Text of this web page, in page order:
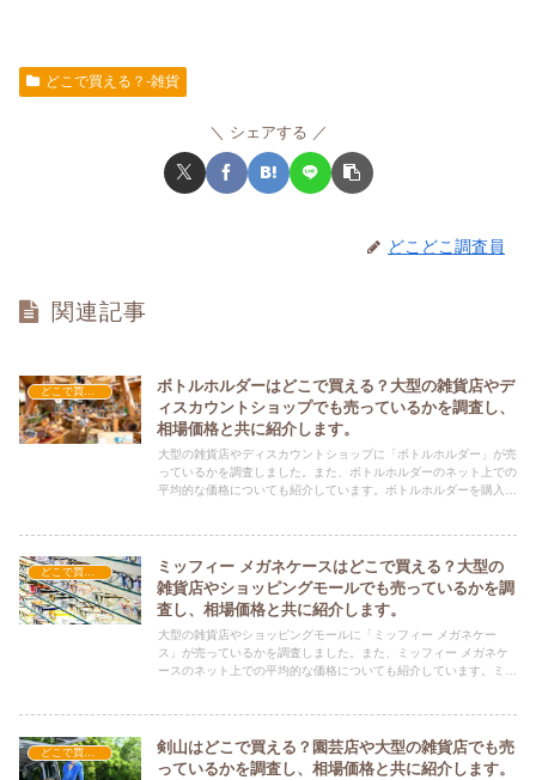
どこで買える？-雑貨
シェアする
どこどこ調査員
関連記事
どこで買える？-雑貨
ボトルホルダーはどこで買える？大型の雑貨店やデ
ィスカウントショップでも売っているかを調査し、
相場価格と共に紹介します。
大型の雑貨店やディスカウントショップに「ボトルホルダー」が売
っているかを調査しました。また、ボトルホルダーのネット上での
平均的な価格についても紹介しています。ボトルホルダーを購入す
どこで買える？-雑貨
ミッフィー メガネケースはどこで買える？大型の
雑貨店やショッピングモールでも売っているかを調
査し、相場価格と共に紹介します。
大型の雑貨店やショッピングモールに「ミッフィー メガネケー
ス」が売っているかを調査しました。また、ミッフィー メガネケ
ースのネット上での平均的な価格についても紹介しています。ミッ
どこで買える？-雑貨
剣山はどこで買える？園芸店や大型の雑貨店でも売
っているかを調査し、相場価格と共に紹介します。